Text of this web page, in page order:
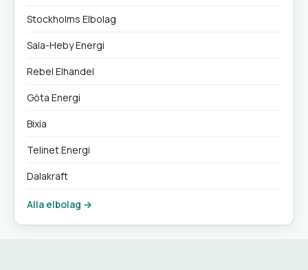
Stockholms Elbolag
Sala-Heby Energi
Rebel Elhandel
Göta Energi
Bixia
Telinet Energi
Dalakraft
Alla elbolag →